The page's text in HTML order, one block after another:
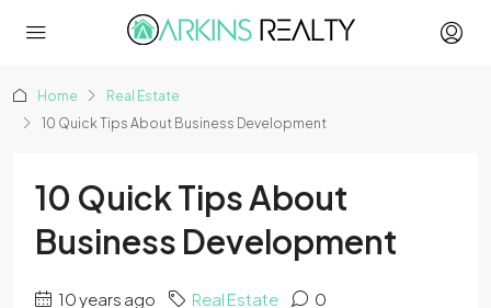
Home
Real Estate
10 Quick Tips About Business Development
10 Quick Tips About
Business Development
10 years ago Real Estate 0